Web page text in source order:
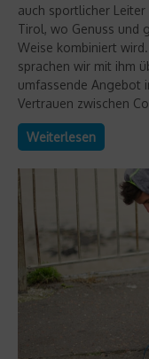
auch sportlicher
Tirol, wo Genuss und
Weise kombiniert
sprachen wir mit ihm
umfassende Angebot
Vertrauen zwischen
Weiterlesen